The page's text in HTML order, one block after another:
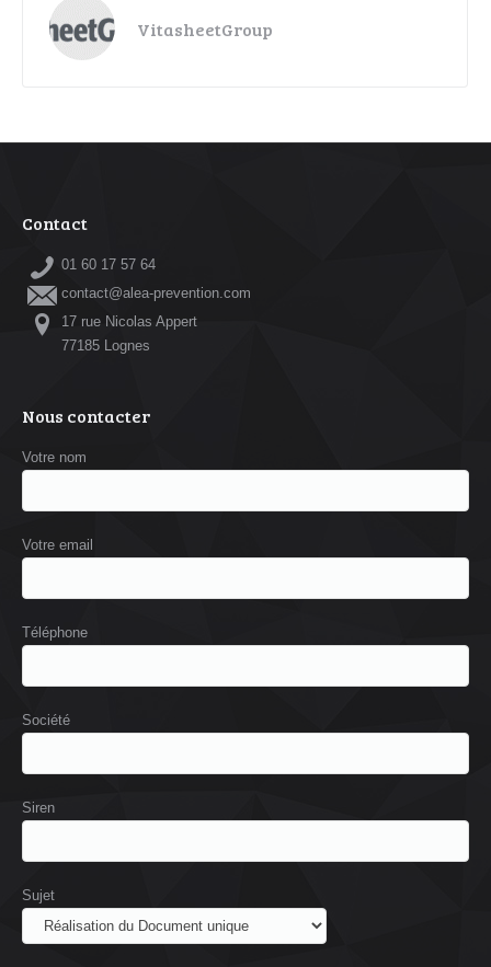
VitasheetGroup
Contact
01 60 17 57 64
contact@alea-prevention.com
17 rue Nicolas Appert
77185 Lognes
Nous contacter
Votre nom
Votre email
Téléphone
Société
Siren
Sujet